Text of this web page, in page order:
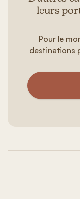
leurs
Pour le
destinations